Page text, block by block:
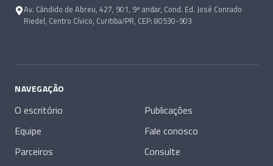
Av. Cândido de Abreu, 427, 901, 9º andar, Cond. Ed. José Conrado
Riedel, Centro Cívico, Curitiba/PR, CEP: 80530-903
NAVEGAÇÃO
O escritório
Equipe
Parceiros
Publicações
Fale conosco
Consulte